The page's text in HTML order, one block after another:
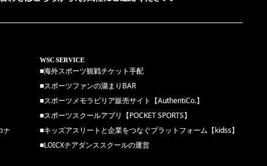
ナ
WSC SERVICE
■海外スポーツ観戦チケット手配
■スポーツファンの溜まりBAR
■スポーツメモラビリア販売サイト【AuthentiCo.】
■スポーツスクールアプリ【POCKET SPORTS】
■キッズアスリートと企業をつなぐプラットフォーム【kidss】
■LOICXチアダンススクールの運営